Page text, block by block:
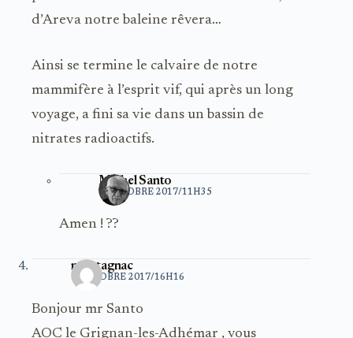
d’Areva notre baleine rêvera…
Ainsi se termine le calvaire de notre
mammifère à l’esprit vif, qui après un long
voyage, a fini sa vie dans un bassin de
nitrates radioactifs.
Michel Santo
5 OCTOBRE 2017/11H35
Amen ! ??
montagnac
5 OCTOBRE 2017/16H16
Bonjour mr Santo
AOC le Grignan-les-Adhémar , vous